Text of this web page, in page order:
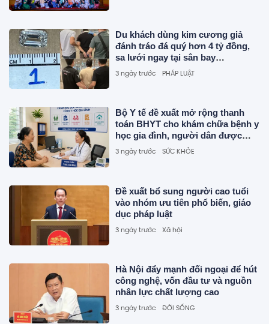
Du khách dùng kim cương giả
đánh tráo đá quý hơn 4 tỷ đồng,
sa lưới ngay tại sân bay
Singapore
3 ngày trước PHÁP LUẬT
Bộ Y tế đề xuất mở rộng thanh
toán BHYT cho khám chữa bệnh y
học gia đình, người dân được
hưởng thêm nhiều quyền lợi
3 ngày trước SỨC KHỎE
Đề xuất bổ sung người cao tuổi
vào nhóm ưu tiên phổ biến, giáo
dục pháp luật
3 ngày trước Xã hội
Hà Nội đẩy mạnh đối ngoại để hút
công nghệ, vốn đầu tư và nguồn
nhân lực chất lượng cao
3 ngày trước ĐỜI SỐNG